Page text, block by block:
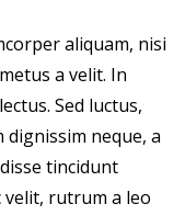
aliquam, nisi
a velit. In
Sed luctus,
neque, a
tincidunt
velit, rutrum a leo